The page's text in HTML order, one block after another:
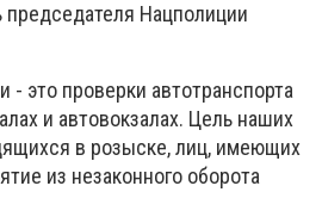
председателя Нацполиции
это проверки автотранспорта
и автовокзалах. Цель наших
в розыске, лиц, имеющих
из незаконного оборота